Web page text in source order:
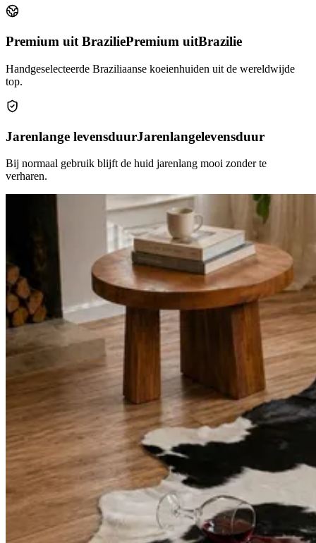
Premium uit BraziliePremium uitBrazilie
Handgeselecteerde Braziliaanse koeienhuiden uit de wereldwijde
top.
Jarenlange levensduurJarenlangelevensduur
Bij normaal gebruik blijft de huid jarenlang mooi zonder te
verharen.